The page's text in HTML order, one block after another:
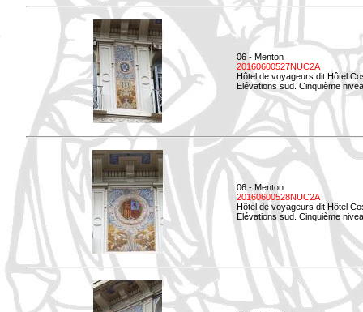
06 - Menton
20160600527NUC2A
Hôtel de voyageurs dit Hôtel
Elévations sud. Cinquième
06 - Menton
20160600528NUC2A
Hôtel de voyageurs dit Hôtel
Elévations sud. Cinquième